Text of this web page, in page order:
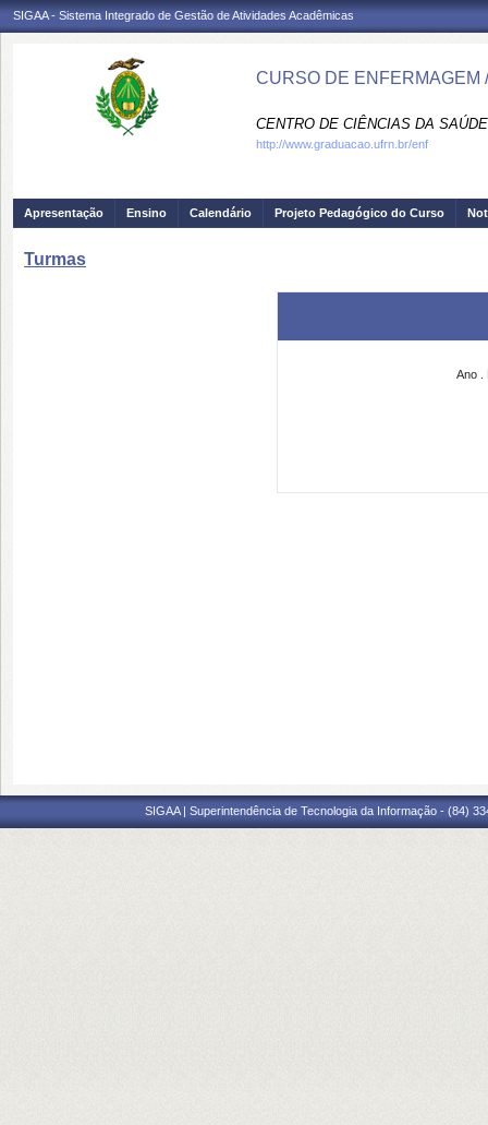
SIGAA - Sistema Integrado de Gestão de Atividades Acadêmicas
CURSO DE ENFERMAGEM
CENTRO DE CIÊNCIAS DA
http://www.graduacao.ufrn.br/enf
Apresentação Ensino Calendário Projeto Pedagógico do Curso
Turmas
Ano
SIGAA | Superintendência de Tecnologia da Informação - (84)